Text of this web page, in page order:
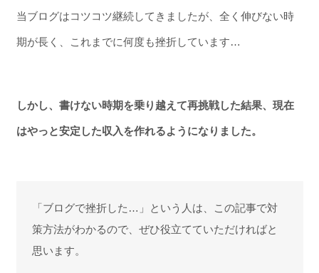
当ブログはコツコツ継続してきましたが、全く伸びない時
期が長く、これまでに何度も挫折しています…
しかし、書けない時期を乗り越えて再挑戦した結果、現在
はやっと安定した収入を作れるようになりました。
「ブログで挫折した…」という人は、この記事で対
策方法がわかるので、ぜひ役立てていただければと
思います。